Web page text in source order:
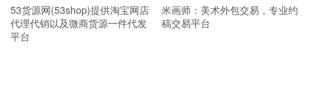
53货源网(53shop)提供淘宝网店
代理代销以及微商货源一件代发
平台
米画师：美术外包交易，专业约
稿交易平台